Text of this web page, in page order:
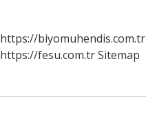
Ne
Yapmalıyım
https://biyomuhendis.com.tr
https://fesu.com.trSitemap